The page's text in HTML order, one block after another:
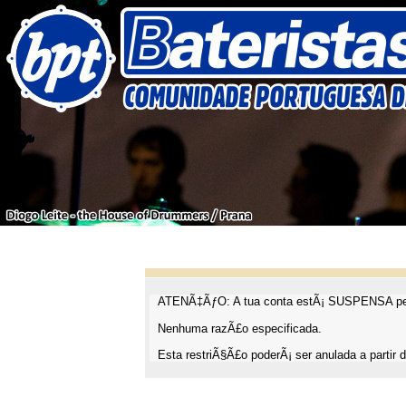
ATENÃ‡ÃƒO: A tua conta estÃ¡ SUSPENSA
Nenhuma razÃ£o especificada.
Esta restriÃ§Ã£o poderÃ¡ ser anulada a partir